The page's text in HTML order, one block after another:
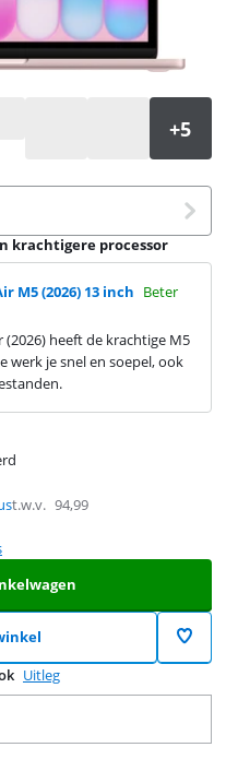
krachtigere processor
M5 (2026) 13 inch Beter
(2026) heeft de krachtige M5
werk je snel en soepel, ook
t.w.v. 94,99
Uitleg